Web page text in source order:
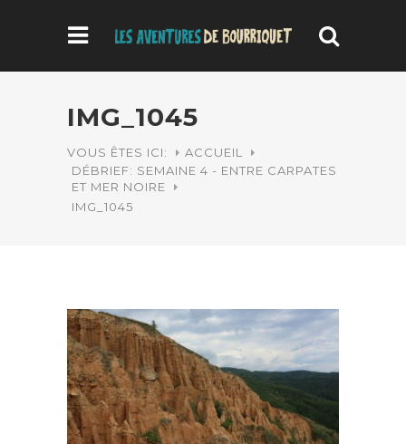
IMG_1045
VOUS ÊTES ICI:
ACCUEIL
DÉBRIEF: SEMAINE 4 - ENTRE CARPATES
ET MER NOIRE
IMG_1045